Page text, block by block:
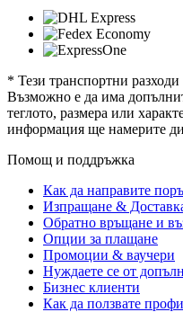
* Тези транспортни разходи
Възможно е да има
теглото, размера или
информация ще намерите
Помощ и поддръжка
Как да направите
Изпращане &
Обратно връщане и
Опции за плащане
Промоции & ваучери
Нуждаете се от
Бизнес клиенти
Как да ползвате